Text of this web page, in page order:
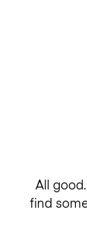
All
find